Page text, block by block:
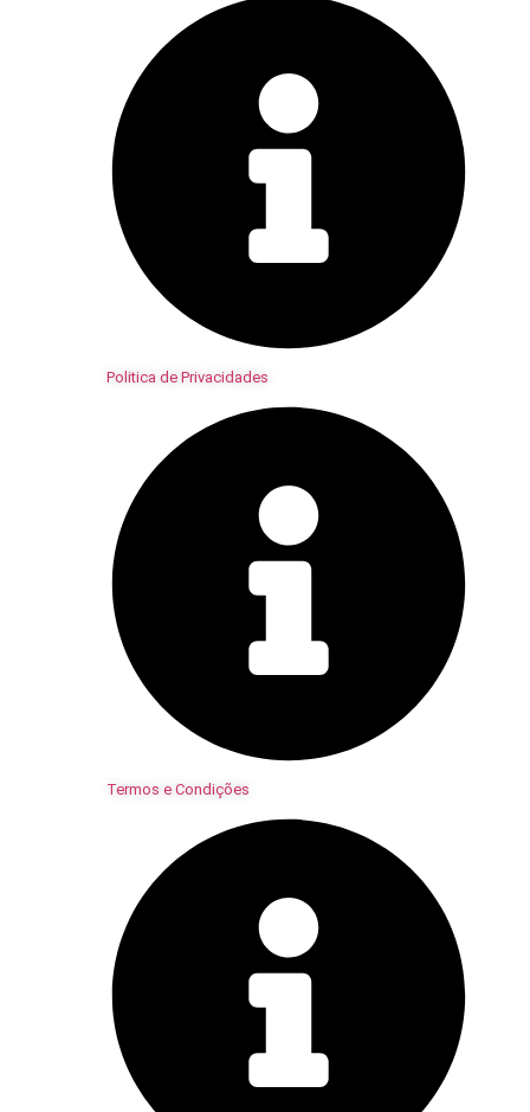
Politica de Privacidades
Termos e Condições